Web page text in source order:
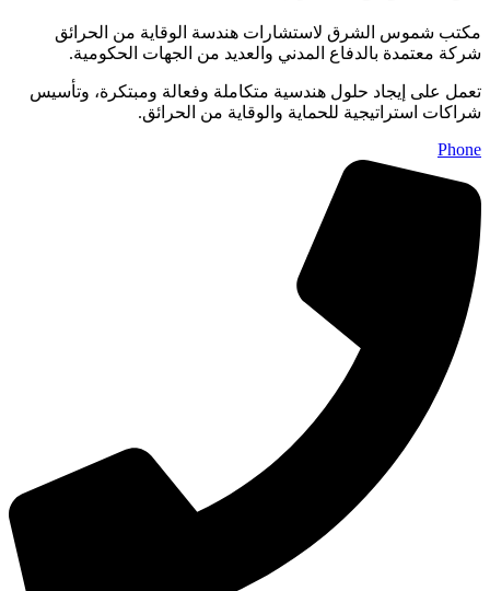
مكتب شموس الشرق لاستشارات هندسة الوقاية من الحرائق
شركة معتمدة بالدفاع المدني والعديد من الجهات الحكومية.
تعمل على إيجاد حلول هندسية متكاملة وفعالة ومبتكرة، وتأسيس
شراكات استراتيجية للحماية والوقاية من الحرائق.
Phone